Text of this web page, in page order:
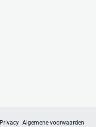
Privacy Algemene voorwaarden